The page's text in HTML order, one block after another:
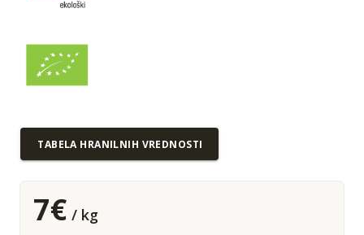
TABELA HRANILNIH VREDNOSTI
7€ / kg